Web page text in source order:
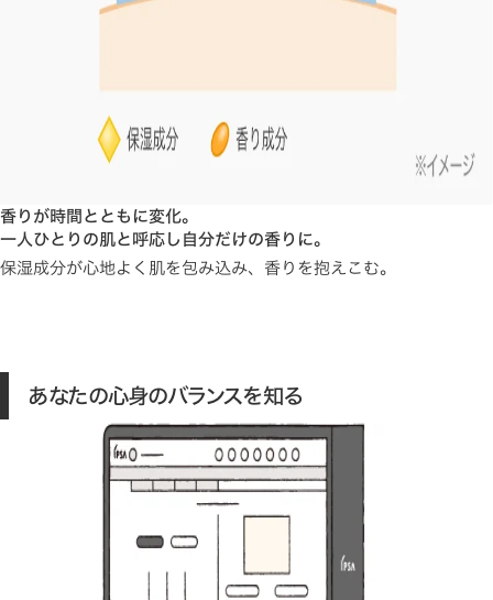
香りが時間とともに変化。
一人ひとりの肌と呼応し自分だけの香りに。
保湿成分が心地よく肌を包み込み、香りを抱えこむ。
あなたの心身のバランスを知る